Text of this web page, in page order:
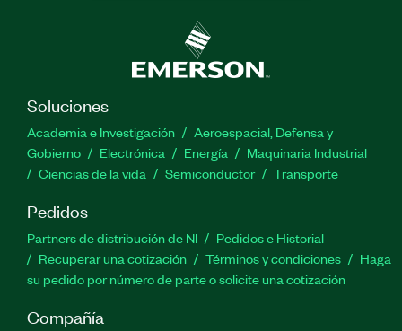
Soluciones
Academia e Investigación
Aeroespacial, Defensa y
Gobierno
Electrónica Energía
Maquinaria Industrial
Ciencias de la vida
Semiconductor Transporte
Pedidos
Partners de distribución de NI
Pedidos e Historial
Recuperar una cotización
Términos y condiciones
Haga
su pedido por número de parte o solicite una cotización
Compañía